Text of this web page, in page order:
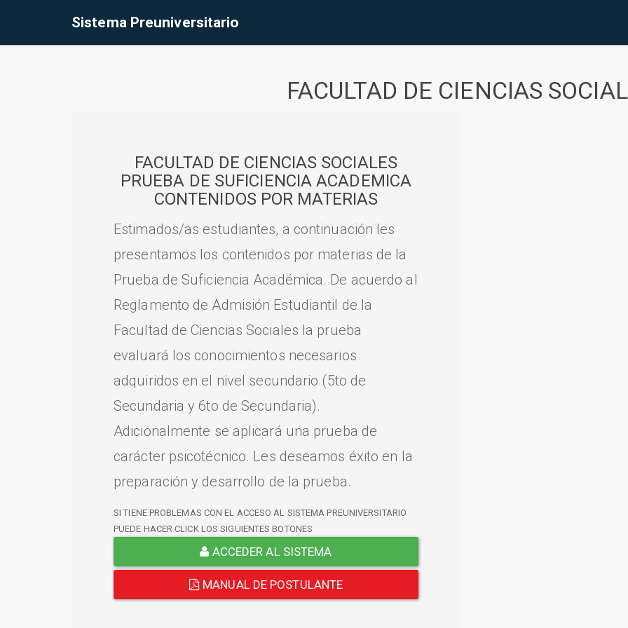
Sistema Preuniversitario
FACULTAD DE CIENCIAS
FACULTAD DE CIENCIAS SOCIALES
PRUEBA DE SUFICIENCIA ACADEMICA
CONTENIDOS POR MATERIAS
Estimados/as estudiantes, a continuación les
presentamos los contenidos por materias de la
Prueba de Suficiencia Académica. De acuerdo al
Reglamento de Admisión Estudiantil de la
Facultad de Ciencias Sociales la prueba
evaluará los conocimientos necesarios
adquiridos en el nivel secundario (5to de
Secundaria y 6to de Secundaria).
Adicionalmente se aplicará una prueba de
carácter psicotécnico. Les deseamos éxito en la
preparación y desarrollo de la prueba.
SI TIENE PROBLEMAS CON EL ACCESO AL SISTEMA PREUNIVERSITARIO
PUEDE HACER CLICK LOS SIGUIENTES BOTONES
ACCEDER AL SISTEMA
MANUAL DE POSTULANTE